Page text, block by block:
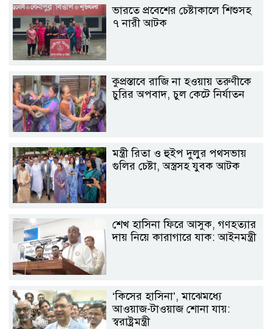
ভারতে প্রবেশের চেষ্টাকালে শিশুসহ
৭ নারী আটক
কুপ্রস্তাবে রাজি না হওয়ায় তরুণীকে
চুরির অপবাদ, চুল কেটে নির্যাতন
মন্ত্রী রিতা ও হুইপ দুলুর পথসভায়
গুলির চেষ্টা, অস্ত্রসহ যুবক আটক
শেখ হাসিনা ফিরে আসুক, গণহত্যার
দায় নিয়ে কারাগারে যাক: আইনমন্ত্রী
‘কিসের হাসিনা’, মাঝেমধ্যে
আওয়াজ-টাওয়াজ শোনা যায়:
স্বরাষ্ট্রমন্ত্রী